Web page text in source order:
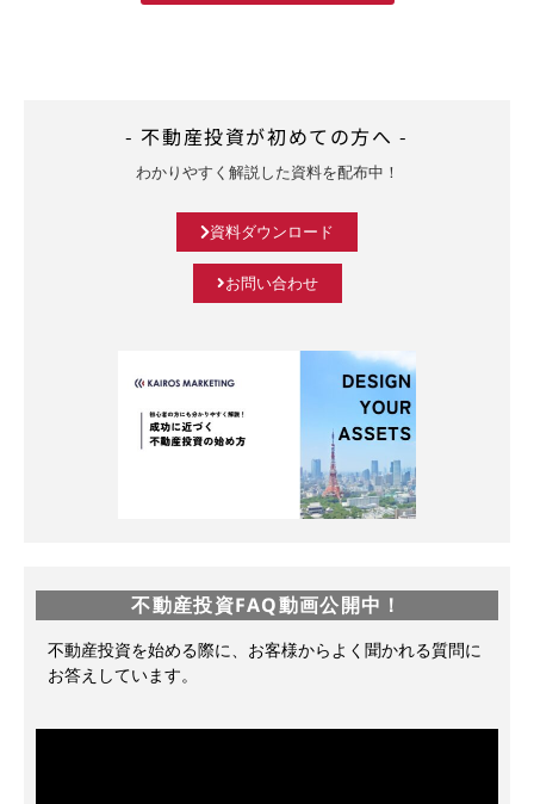
- 不動産投資が初めての方へ -
わかりやすく解説した資料を配布中！
資料ダウンロード
お問い合わせ
不動産投資FAQ動画公開中！
不動産投資を始める際に、お客様からよく聞かれる質問に
お答えしています。